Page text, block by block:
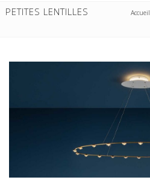
PETITES LENTILLES Accueil